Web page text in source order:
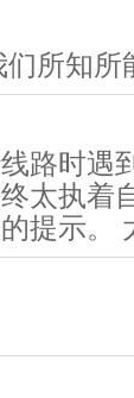
所知所
路时遇
太执着
提示。